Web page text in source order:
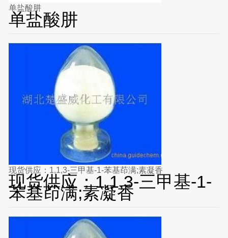
单盐酸肼
单盐酸肼
现货供应：1,1,3-三甲基-1-苯基茚满;素凝香
现货供应：1,1,3-三甲基-1-
苯基茚满;素凝香